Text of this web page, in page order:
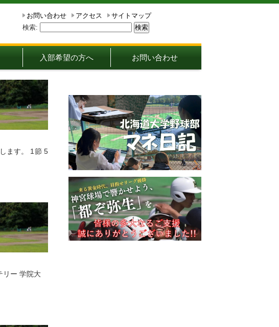
お問い合わせ アクセス
サイトマップ
検索:
入部希望の方へ お問い合わせ
ます。 1節 5
リー 学院大